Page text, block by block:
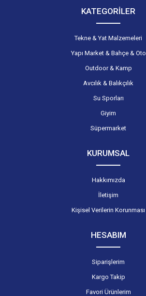
KATEGORİLER
Tekne & Yat Malzemeleri
Yapı Market & Bahçe & Oto
Outdoor & Kamp
Avcılık & Balıkçılık
Su Sporları
Giyim
Süpermarket
KURUMSAL
Hakkımızda
İletişim
Kişisel Verilerin Korunması
HESABIM
Siparişlerim
Kargo Takip
Favori Ürünlerim